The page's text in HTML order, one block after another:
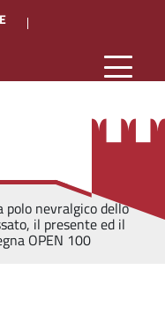
polo nevralgico dello
il presente ed il
OPEN 100